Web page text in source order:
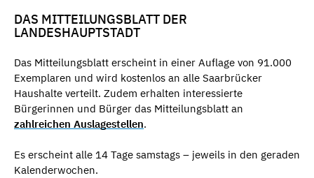
DAS MITTEILUNGSBLATT DER
LANDESHAUPTSTADT
Das Mitteilungsblatt erscheint in einer Auflage von 91.000
Exemplaren und wird kostenlos an alle Saarbrücker
Haushalte verteilt. Zudem erhalten interessierte
Bürgerinnen und Bürger das Mitteilungsblatt an
zahlreichen Auslagestellen.
Es erscheint alle 14 Tage samstags – jeweils in den geraden
Kalenderwochen.